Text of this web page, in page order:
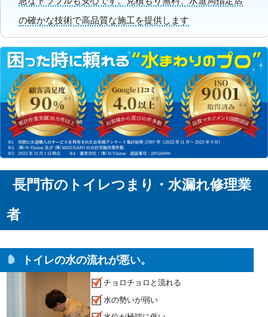
の確かな技術で高品質な施工を提供します
長門市のトイレつまり・水漏れ修理業
者
トイレの水の流れが悪い。
チョロチョロと流れる
水の勢いが弱い